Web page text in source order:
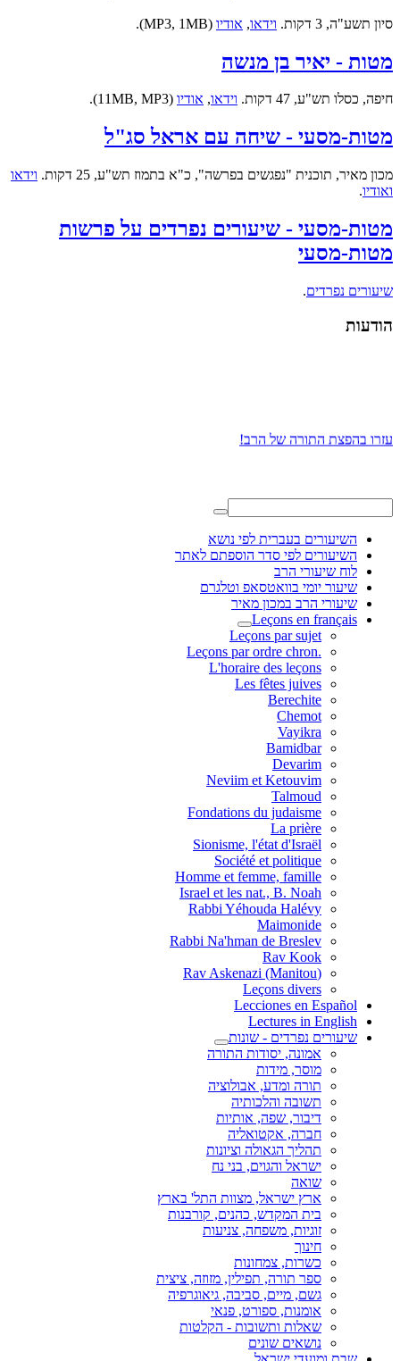
סיון תשע"ה, 3 דקות. וידאו, אודיו (MP3, 1MB).
מטות - יאיר בן מנשה
חיפה, כסלו תש"ע, 47 דקות. וידאו, אודיו (11MB, MP3).
מטות-מסעי - שיחה עם אראל סג"ל
מכון מאיר, תוכנית "נפגשים בפרשה", כ"א בתמוז תש"ע, 25 דקות.
וידאו
ואודיו.
מטות-מסעי - שיעורים נפרדים על פרשות
מטות-מסעי
שיעורים נפרדים.
הודעות
עזרו בהפצת התורה של הרב!
השיעורים בעברית לפי נושא
השיעורים לפי סדר הוספתם לאתר
לוח שיעורי הרב
שיעור יומי בוואטסאפ וטלגרם
שיעורי הרב במכון מאיר
Leçons en français
Leçons par sujet
.Leçons par ordre chron
L'horaire des leçons
Les fêtes juives
Berechite
Chemot
Vayikra
Bamidbar
Devarim
Neviim et Ketouvim
Talmoud
Fondations du judaisme
La prière
Sionisme, l'état d'Israël
Société et politique
Homme et femme, famille
Israel et les nat., B. Noah
Rabbi Yéhouda Halévy
Maimonide
Rabbi Na'hman de Breslev
Rav Kook
(Rav Askenazi (Manitou
Leçons divers
Lecciones en Español
Lectures in English
שיעורים נפרדים - שונות
אמונה, יסודות התורה
מוסר, מידות
תורה ומדע, אבולוציה
תשובה והלכותיה
דיבור, שפה, אותיות
חברה, אקטואליה
תהליך הגאולה וציונות
ישראל והגוים, בני נח
שואה
ארץ ישראל, מצוות התל' בארץ
בית המקדש, כהנים, קורבנות
זוגיות, משפחה, צניעות
חינוך
כשרות, צמחונות
ספר תורה, תפילין, מזוזה, ציצית
גשם, מיים, סביבה, גיאוגרפיה
אומנות, ספורט, פנאי
שאלות ותשובות - הקלטות
נושאים שונים